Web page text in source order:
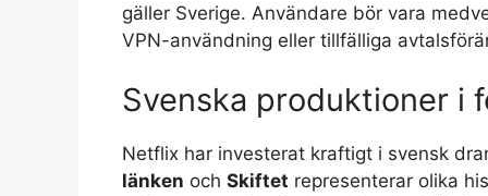
gäller Sverige. Användare bör vara
VPN-användning eller tillfälliga
Svenska produktioner i
Netflix har investerat kraftigt i svensk
länken och Skiftet representerar olika